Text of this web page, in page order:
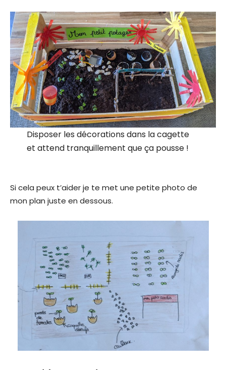
Disposer les décorations dans la cagette
et attend tranquillement que ça pousse !
Si cela peux t’aider je te met une petite photo de
mon plan juste en dessous.